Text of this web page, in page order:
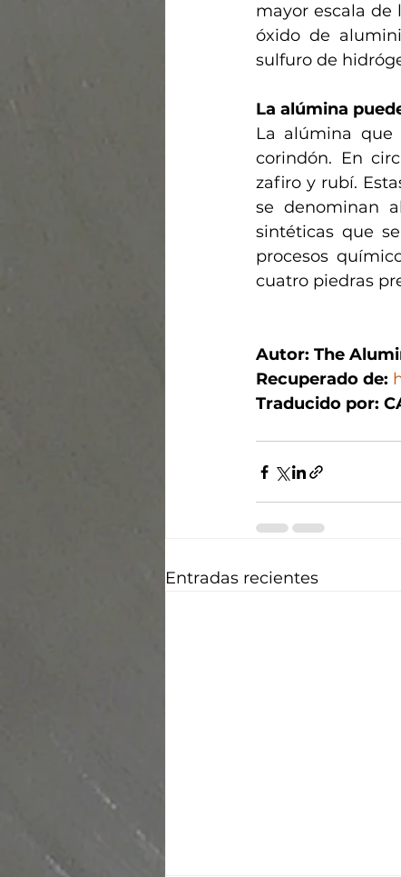
mayor escala de
óxido de
sulfuro de
La alúmina
La alúmina que
corindón. En
zafiro y rubí.
se denominan
sintéticas que
procesos
cuatro piedras
Autor: The
Recuperado de:
Traducido por:
Entradas recientes